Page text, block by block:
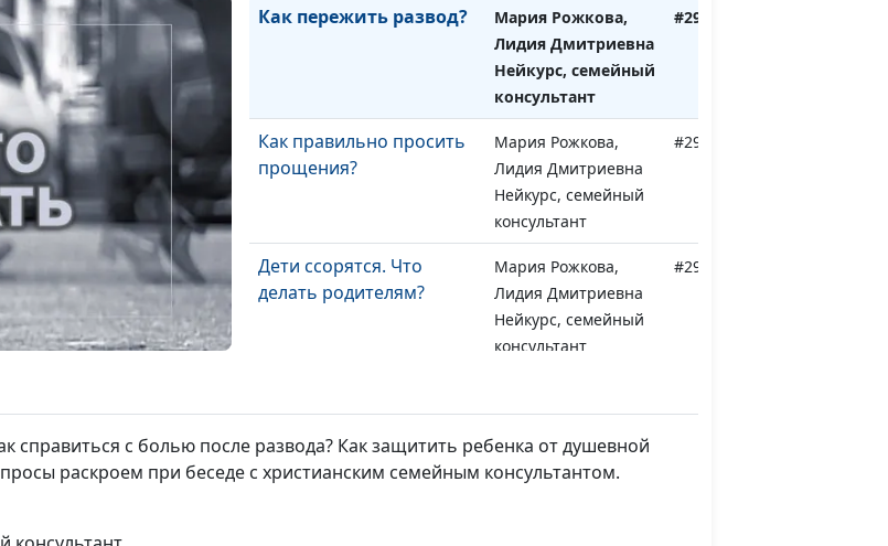
Как пережить развод?
Мария Рожкова,
Лидия Дмитриевна
Нейкурс, семейный
консультант
#298
Как правильно просить
прощения?
Мария Рожкова,
Лидия Дмитриевна
Нейкурс, семейный
консультант
#297
Дети ссорятся. Что
делать родителям?
Мария Рожкова,
Лидия Дмитриевна
Нейкурс, семейный
консультант
#296
тяжелобольным
человеком
Лидия Дмитриевна
Нейкурс, семейный
консультант
справиться с болью после развода? Как защитить ребенка от душевной
раскроем при беседе с христианским семейным консультантом.